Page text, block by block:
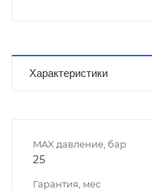
Характеристики
MAX давление, бар
25
Гарантия, мес